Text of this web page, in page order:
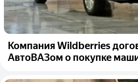
Компания Wildberries
АвтоВАЗом о покупке